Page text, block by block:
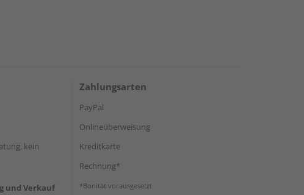
kein
und Verkauf
Zahlungsarten
PayPal
Onlineüberweisung
Kreditkarte
Rechnung*
*Bonität vorausgesetzt